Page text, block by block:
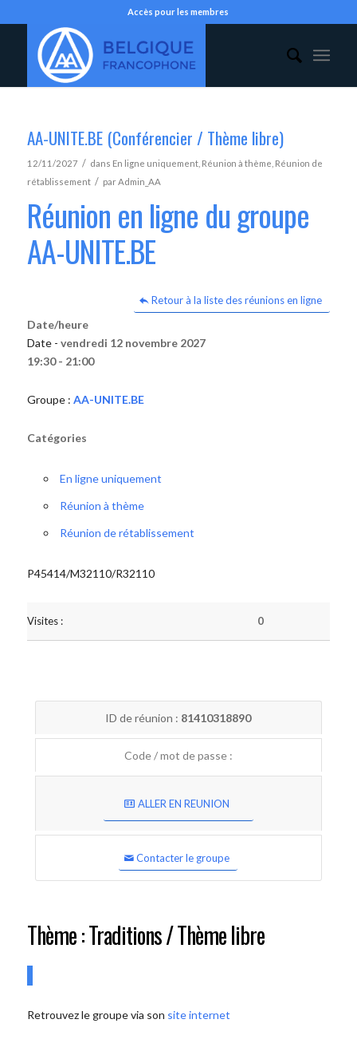
Accès pour les membres
AA-UNITE.BE (Conférencier / Thème libre)
12/11/2027 / dans En ligne uniquement, Réunion à thème Réunion de
rétablissement / parAdmin_AA
Réunion en ligne du groupe
AA-UNITE.BE
Retour à la liste des réunions en ligne
Date/heure
Date - vendredi 12 novembre 2027
19:30 - 21:00
Groupe : AA-UNITE.BE
Catégories
En ligne uniquement
Réunion à thème
Réunion de rétablissement
P45414/M32110/R32110
Visites : 0
ID de réunion : 81410318890
Code / mot de passe :
ALLER EN REUNION
Contacter le groupe
Thème : Traditions / Thème libre
Retrouvez le groupe via son site internet